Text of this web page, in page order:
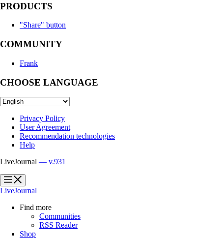
PRODUCTS
"Share" button
COMMUNITY
Frank
CHOOSE LANGUAGE
Privacy Policy
User Agreement
Recommendation technologies
Help
LiveJournal — v.931
?
?
LiveJournal
Find more
Communities
RSS Reader
Shop